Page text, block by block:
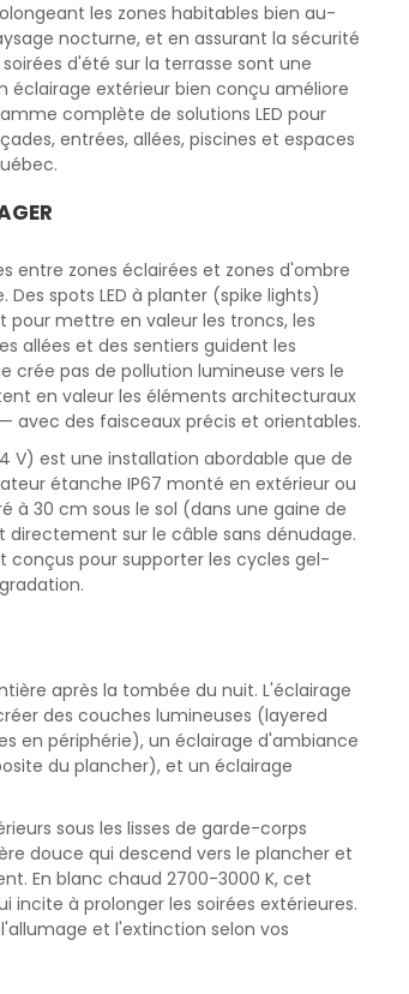
les zones habitables bien au-
nocturne, et en assurant la sécurité
d'été sur la terrasse sont une
extérieur bien conçu améliore
complète de solutions LED pour
entrées, allées, piscines et espaces
entre zones éclairées et zones d'ombre
spots LED à planter (spike lights)
pour mettre en valeur les troncs, les
allées et des sentiers guident les
crée pas de pollution lumineuse vers le
en valeur les éléments architecturaux
avec des faisceaux précis et orientables.
V) est une installation abordable que de
étanche IP67 monté en extérieur ou
à 30 cm sous le sol (dans une gaine de
sur le câble sans dénudage.
conçus pour supporter les cycles gel-
après la tombée du nuit. L'éclairage
des couches lumineuses (layered
en périphérie), un éclairage d'ambiance
du plancher), et un éclairage
sous les lisses de garde-corps
douce qui descend vers le plancher et
En blanc chaud 2700-3000 K, cet
à prolonger les soirées extérieures.
et l'extinction selon vos